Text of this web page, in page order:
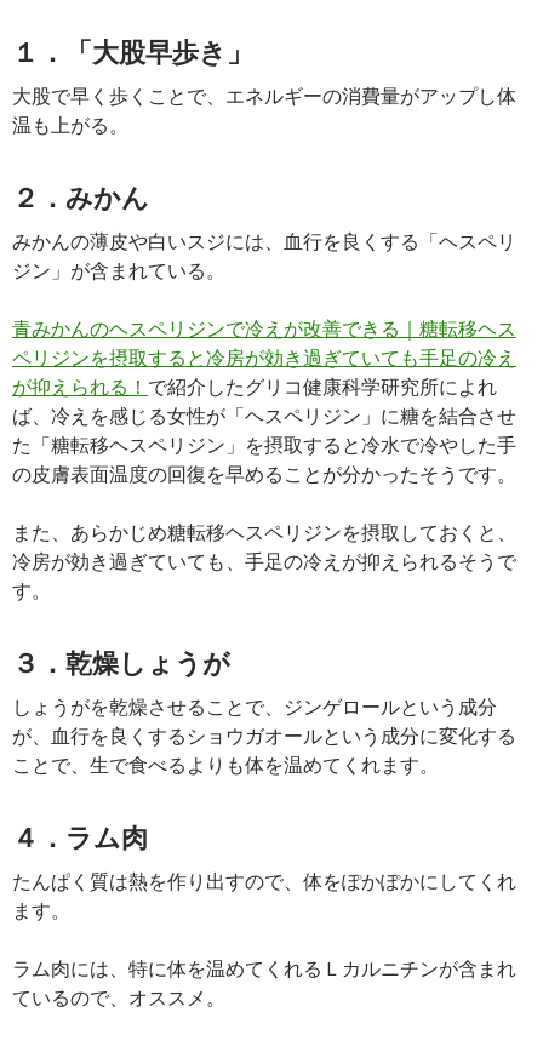
１．「大股早歩き」
大股で早く歩くことで、エネルギーの消費量がアップし体
温も上がる。
２．みかん
みかんの薄皮や白いスジには、血行を良くする「ヘスペリ
ジン」が含まれている。
青みかんのヘスペリジンで冷えが改善できる｜糖転移ヘス
ペリジンを摂取すると冷房が効き過ぎていても手足の冷え
が抑えられる！ で紹介したグリコ健康科学研究所によれ
ば、冷えを感じる女性が「ヘスペリジン」に糖を結合させ
た「糖転移ヘスペリジン」を摂取すると冷水で冷やした手
の皮膚表面温度の回復を早めることが分かったそうです。
また、あらかじめ糖転移ヘスペリジンを摂取しておくと、
冷房が効き過ぎていても、手足の冷えが抑えられるそうで
す。
３．乾燥しょうが
しょうがを乾燥させることで、ジンゲロールという成分
が、血行を良くするショウガオールという成分に変化する
ことで、生で食べるよりも体を温めてくれます。
４．ラム肉
たんぱく質は熱を作り出すので、体をぽかぽかにしてくれ
ます。
ラム肉には、特に体を温めてくれるＬカルニチンが含まれ
ているので、オススメ。